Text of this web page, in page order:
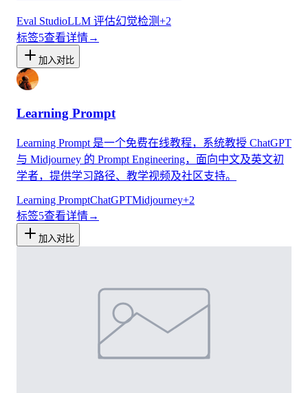
Eval StudioLLM 评估幻觉检测+2
标签5查看详情→
加入对比
Learning Prompt
Learning Prompt 是一个免费在线教程，系统教授 ChatGPT
与 Midjourney 的 Prompt Engineering，面向中文及英文初
学者，提供学习路径、教学视频及社区支持。
Learning PromptChatGPTMidjourney+2
标签5查看详情→
加入对比